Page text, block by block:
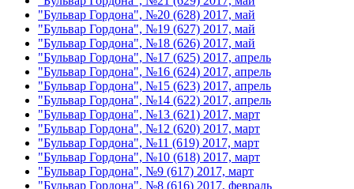
"Бульвар Гордона", №20 (628) 2017, май
"Бульвар Гордона", №19 (627) 2017, май
"Бульвар Гордона", №18 (626) 2017, май
"Бульвар Гордона", №17 (625) 2017, апрель
"Бульвар Гордона", №16 (624) 2017, апрель
"Бульвар Гордона", №15 (623) 2017, апрель
"Бульвар Гордона", №14 (622) 2017, апрель
"Бульвар Гордона", №13 (621) 2017, март
"Бульвар Гордона", №12 (620) 2017, март
"Бульвар Гордона", №11 (619) 2017, март
"Бульвар Гордона", №10 (618) 2017, март
"Бульвар Гордона", №9 (617) 2017, март
"Бульвар Гордона", №8 (616) 2017, февраль